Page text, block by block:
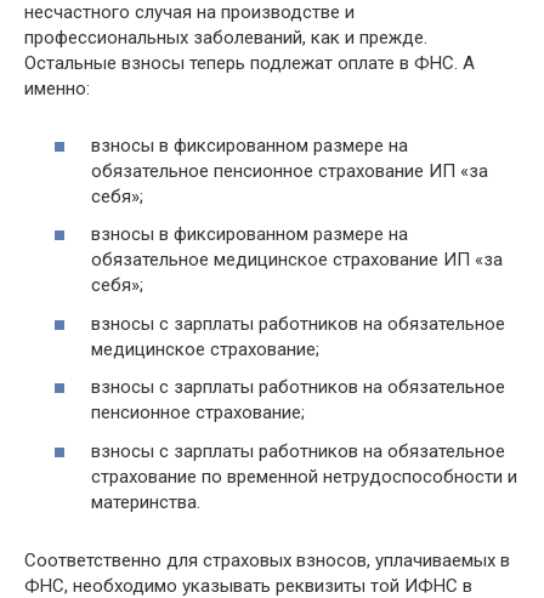
несчастного случая на производстве и
профессиональных заболеваний, как и прежде.
Остальные взносы теперь подлежат оплате в ФНС. А
именно:
взносы в фиксированном размере на
обязательное пенсионное страхование ИП «за
себя»;
взносы в фиксированном размере на
обязательное медицинское страхование ИП «за
себя»;
взносы с зарплаты работников на обязательное
медицинское страхование;
взносы с зарплаты работников на обязательное
пенсионное страхование;
взносы с зарплаты работников на обязательное
страхование по временной нетрудоспособности и
материнства.
Соответственно для страховых взносов, уплачиваемых в
ФНС, необходимо указывать реквизиты той ИФНС в